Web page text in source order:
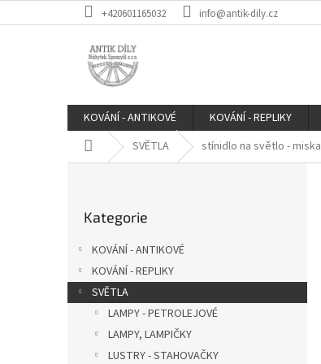
na
+420601165032 info@antik-dily.cz
KOVÁNÍ - ANTIKOVÉ KOVÁNÍ - REPLIKY
Domů SVĚTLA stínidlo na světlo - miska
n
kategorie
Kategorie
KOVÁNÍ - ANTIKOVÉ
KOVÁNÍ - REPLIKY
SVĚTLA
LAMPY - PETROLEJOVÉ
LAMPY, LAMPIČKY
LUSTRY - STAHOVAČKY